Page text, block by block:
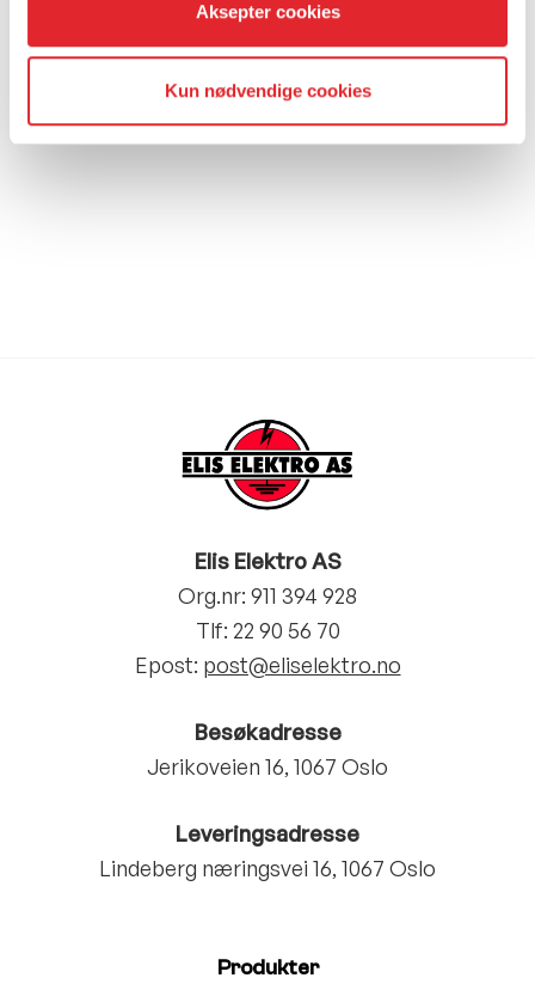
Aksepter cookies
Kun nødvendige cookies
Elis Elektro AS
Org.nr: 911 394 928
Tlf: 22 90 56 70
Epost: post@eliselektro.no
Leveringsadresse
Lindeberg næringsvei 16, 1067 Oslo
Besøkadresse
Jerikoveien 16, 1067 Oslo
Produkter